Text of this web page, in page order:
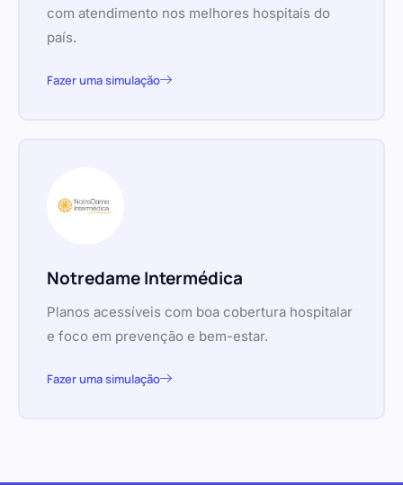
com atendimento nos melhores hospitais do
país.
Fazer uma simulação
Notredame Intermédica
Planos acessíveis com boa cobertura hospitalar
e foco em prevenção e bem-estar.
Fazer uma simulação